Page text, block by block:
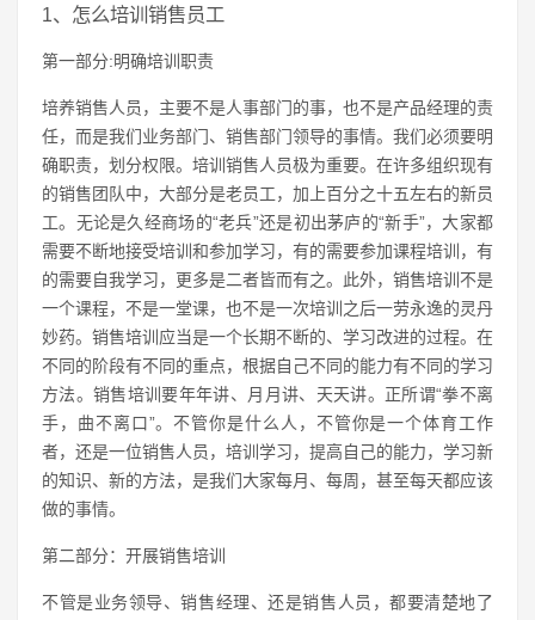
1、怎么培训销售员工
第一部分:明确培训职责
培养销售人员，主要不是人事部门的事，也不是产品经理的责
任，而是我们业务部门、销售部门领导的事情。我们必须要明
确职责，划分权限。培训销售人员极为重要。在许多组织现有
的销售团队中，大部分是老员工，加上百分之十五左右的新员
工。无论是久经商场的“老兵”还是初出茅庐的“新手”，大家都
需要不断地接受培训和参加学习，有的需要参加课程培训，有
的需要自我学习，更多是二者皆而有之。此外，销售培训不是
一个课程，不是一堂课，也不是一次培训之后一劳永逸的灵丹
妙药。销售培训应当是一个长期不断的、学习改进的过程。在
不同的阶段有不同的重点，根据自己不同的能力有不同的学习
方法。销售培训要年年讲、月月讲、天天讲。正所谓“拳不离
手，曲不离口”。不管你是什么人，不管你是一个体育工作
者，还是一位销售人员，培训学习，提高自己的能力，学习新
的知识、新的方法，是我们大家每月、每周，甚至每天都应该
做的事情。
第二部分：开展销售培训
不管是业务领导、销售经理、还是销售人员，都要清楚地了